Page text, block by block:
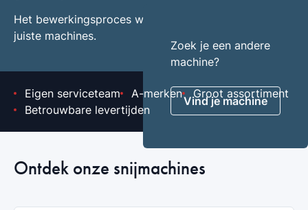
Het bewerkingsproces wordt geoptimaliseerd met de
juiste machines.
Zoek je een andere
machine?
Vind je machine
Eigen serviceteam A-merken
Groot assortiment
Betrouwbare levertijden
Ontdek onze snijmachines